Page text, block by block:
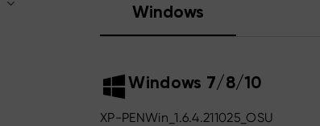
Windows
Windows 7/8/10
XP-PENWin_1.6.4.211025_OSU